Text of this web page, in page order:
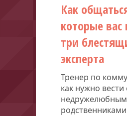
Как
которые
три
эксперта
Тренер по
как нужно вести
родственниками